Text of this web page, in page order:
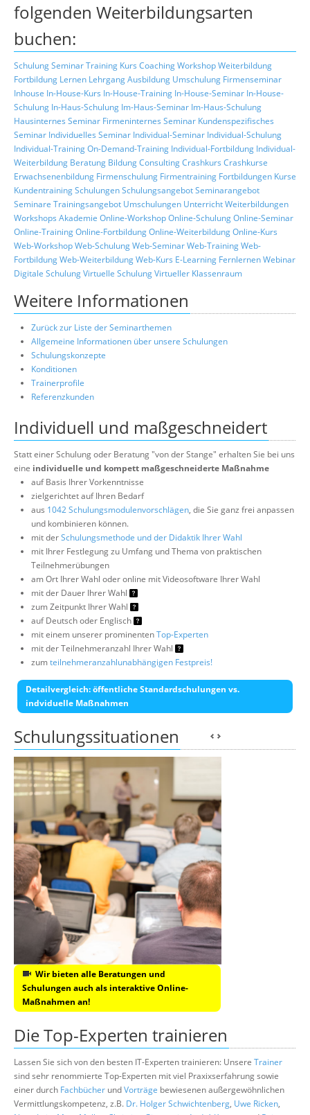
folgenden Weiterbildungsarten
buchen:
SchulungSeminarTraining Kurs CoachingWorkshopWeiterbildung
Fortbildung Lernen LehrgangAusbildung Umschulung Firmenseminar
Inhouse In-House-Kurs In-House-Training In-House-Seminar In-House-
Schulung In-Haus-Schulung Im-Haus-Seminar Im-Haus-Schulung
Hausinternes Seminar Firmeninternes Seminar Kundenspezifisches
Seminar Individuelles Seminar Individual-Seminar Individual-Schulung
Individual-TrainingOn-Demand-Training Individual-Fortbildung Individual-
Weiterbildung Beratung BildungConsultingCrashkurs Crashkurse
Erwachsenenbildung Firmenschulung Firmentraining Fortbildungen Kurse
KundentrainingSchulungenSchulungsangebotSeminarangebot
Seminare Trainingsangebot Umschulungen UnterrichtWeiterbildungen
Workshops Akademie Online-WorkshopOnline-SchulungOnline-Seminar
Online-TrainingOnline-FortbildungOnline-WeiterbildungOnline-Kurs
Web-WorkshopWeb-SchulungWeb-SeminarWeb-TrainingWeb-
FortbildungWeb-WeiterbildungWeb-Kurs E-Learning FernlernenWebinar
Digitale SchulungVirtuelle SchulungVirtueller Klassenraum
Weitere Informationen
Zurück zur Liste der Seminarthemen
Allgemeine Informationen über unsere Schulungen
Schulungskonzepte
Konditionen
Trainerprofile
Referenzkunden
Individuell und maßgeschneidert
Statt einer Schulung oder Beratung "von der Stange" erhalten Sie bei uns
eine individuelle und kompett maßgeschneiderte Maßnahme
auf Basis Ihrer Vorkenntnisse
zielgerichtet auf Ihren Bedarf
aus 1042 Schulungsmodulenvorschlägen, die Sie ganz frei anpassen
und kombinieren können.
mit derSchulungsmethode und der Didaktik Ihrer Wahl
mit Ihrer Festlegung zu Umfang und Thema von praktischen
Teilnehmerübungen
am Ort Ihrer Wahl oder online mit Videosoftware Ihrer Wahl
mit der Dauer Ihrer Wahl
zum Zeitpunkt Ihrer Wahl
auf Deutsch oder Englisch
mit einem unserer prominentenTop-Experten
mit der Teilnehmeranzahl Ihrer Wahl
zumteilnehmeranzahlunabhängigen Festpreis!
Detailvergleich: öffentliche Standardschulungen vs.
indviduelle Maßnahmen
Schulungssituationen
Wir bieten alle Beratungen und
Schulungen auch als interaktive Online-
Maßnahmen an!
Die Top-Experten trainieren
Lassen Sie sich von den besten IT-Experten trainieren: Unsere Trainer
sind sehr renommierte Top-Experten mit viel Praxixserfahrung sowie
einer durch Fachbücher undVorträge bewiesenen außergewöhnlichen
Vermittlungskompetenz, z.B. Dr. Holger Schwichtenberg, Uwe Ricken,